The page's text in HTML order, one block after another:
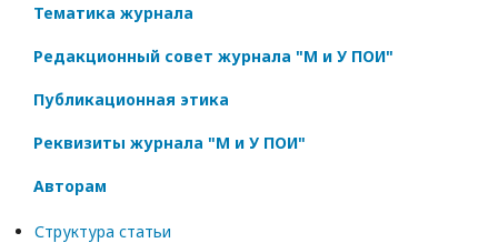
Тематика журнала
Редакционный совет журнала "М и У ПОИ"
Публикационная этика
Реквизиты журнала "М и У ПОИ"
Авторам
Структура статьи